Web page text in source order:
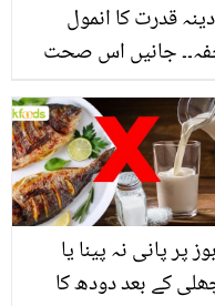
قدرت کا انمول
جانیں اس صحت
طبی فوائد
پر پانی نہ پینا یا
کے بعد دودھ کا